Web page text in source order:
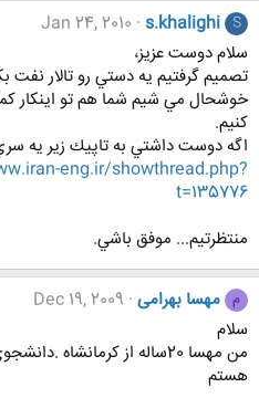
S
s.khalighi
Jan 24, 2010
سلام دوست عزيز،
تصميم گرفتيم يه دستي رو تالار نفت
خوشحال مي شيم شما هم تو اينكار
كنيم.
اگه دوست داشتي به تاپيك زير يه
eng.ir/showthread.php?
t=135776
منتظرتيم... موفق باشي.
م مهسا بهرامی Dec 19, 2009
سلام
هستم